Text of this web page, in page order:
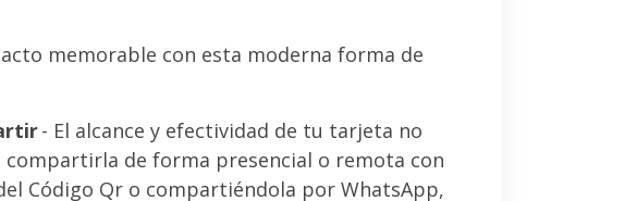
memorable con esta moderna forma de
- El alcance y efectividad de tu tarjeta no
de forma presencial o remota con
Código Qr o compartiéndola por WhatsApp,